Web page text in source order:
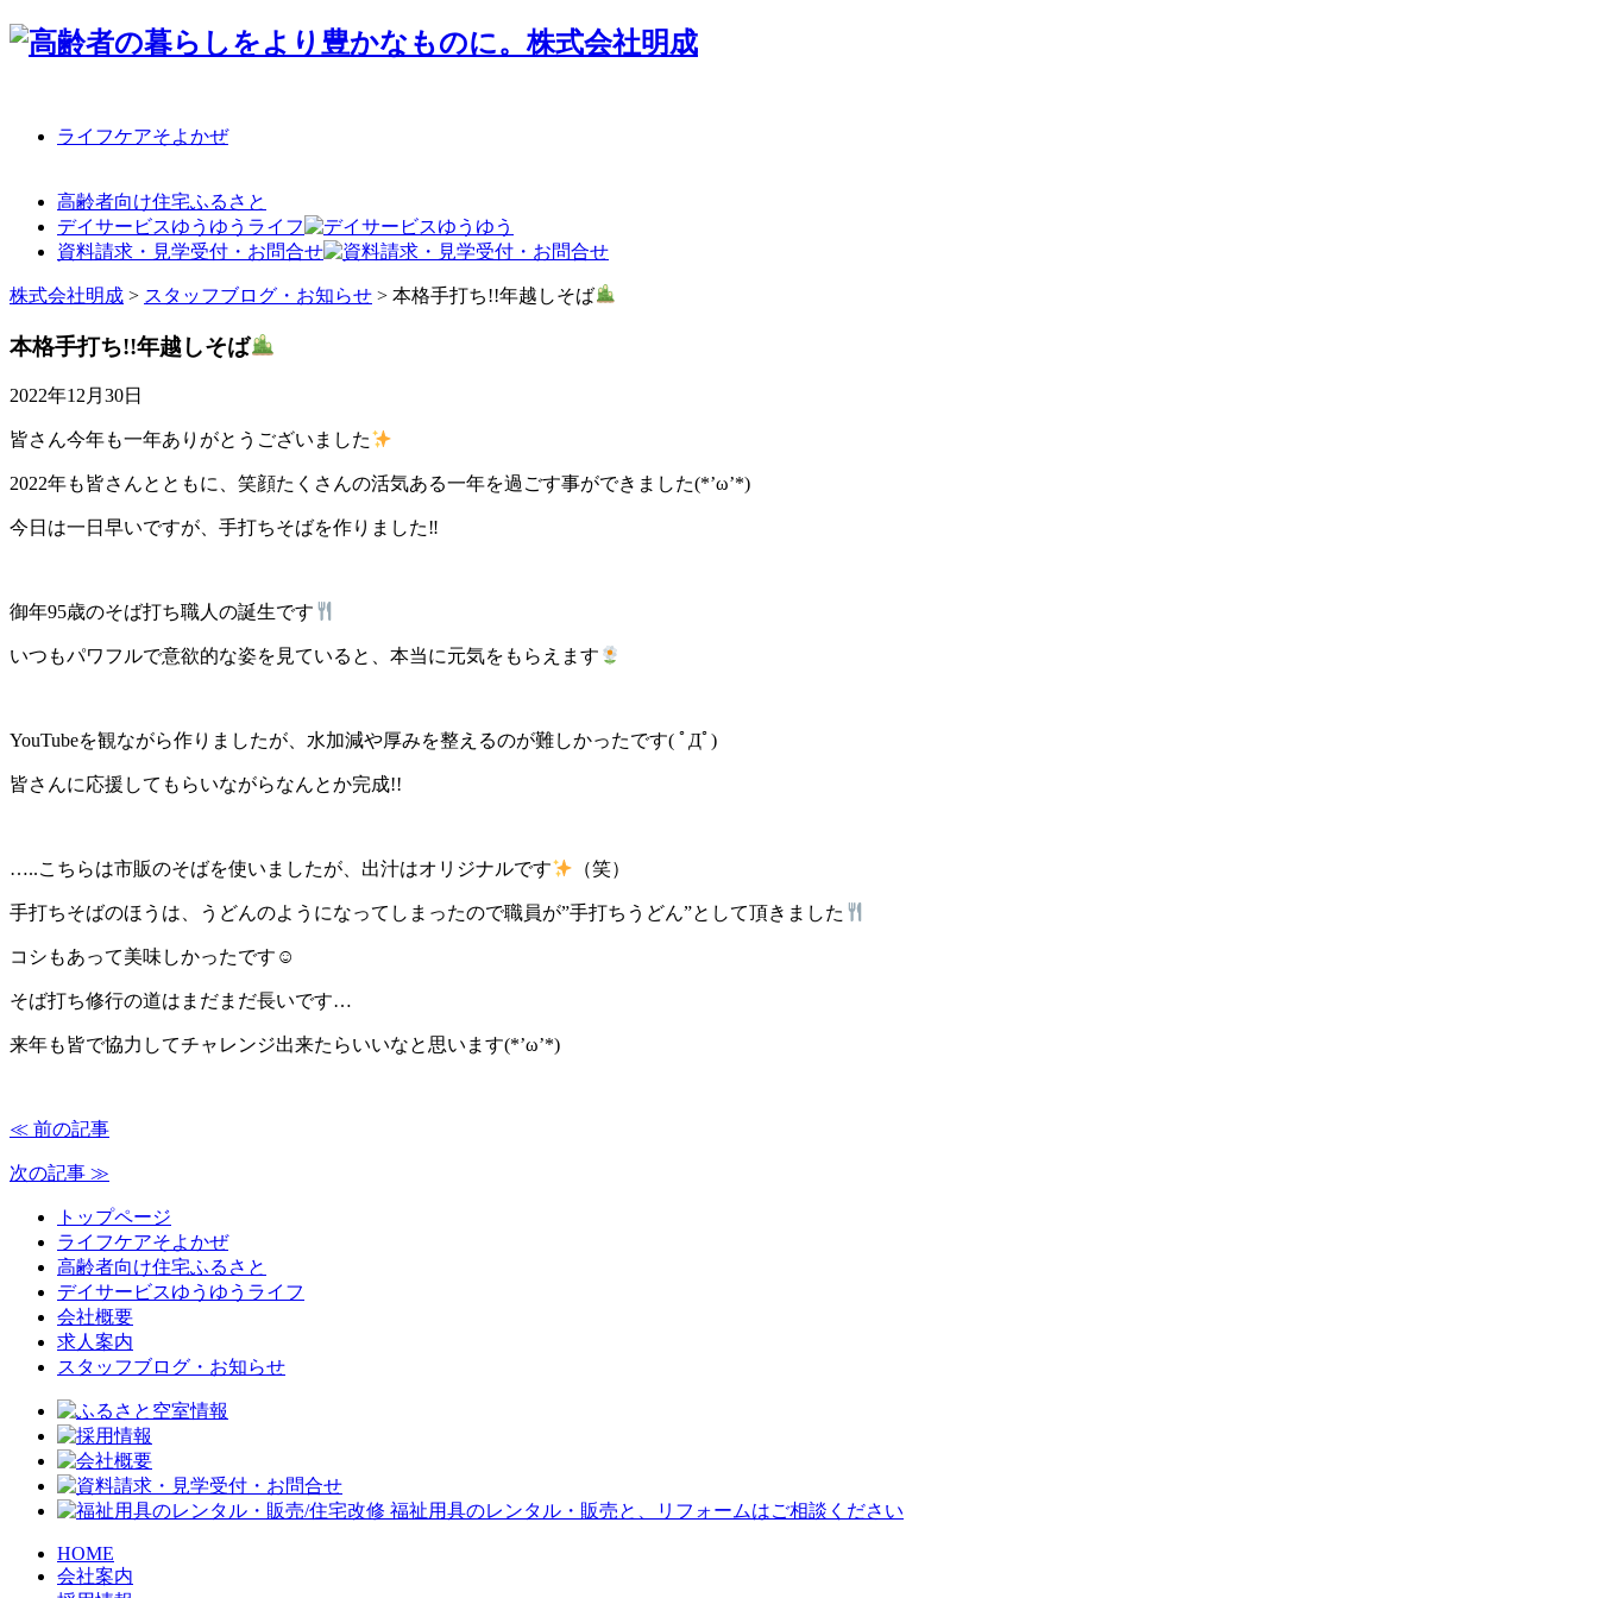
ライフケアそよかぜ
高齢者向け住宅ふるさと
デイサービスゆうゆうライフ
資料請求・見学受付・お問合せ
株式会社明成 > スタッフブログ・お知らせ > 本格手打ち!!年越しそば
本格手打ち!!年越しそば
2022年12月30日
皆さん今年も一年ありがとうございました
2022年も皆さんとともに、笑顔たくさんの活気ある一年を過ごす事ができました(*’ω’*)
今日は一日早いですが、手打ちそばを作りました‼
御年95歳のそば打ち職人の誕生です
いつもパワフルで意欲的な姿を見ていると、本当に元気をもらえます
YouTubeを観ながら作りましたが、水加減や厚みを整えるのが難しかったです( ﾟДﾟ)
皆さんに応援してもらいながらなんとか完成!!
…..こちらは市販のそばを使いましたが、出汁はオリジナルです （笑）
手打ちそばのほうは、うどんのようになってしまったので職員が”手打ちうどん”として頂きました
コシもあって美味しかったです☺
そば打ち修行の道はまだまだ長いです…
来年も皆で協力してチャレンジ出来たらいいなと思います(*’ω’*)
≪ 前の記事
次の記事 ≫
トップページ
ライフケアそよかぜ
高齢者向け住宅ふるさと
デイサービスゆうゆうライフ
会社概要
求人案内
スタッフブログ・お知らせ
HOME
会社案内